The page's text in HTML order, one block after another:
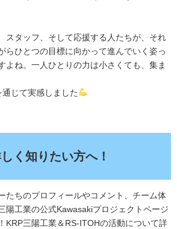
スタッフ、そして応援する人たちが、それ
らひとつの目標に向かって進んでいく姿っ
よね。一人ひとりの力は小さくても、集ま
じて実感しました
く知りたい方へ！
たちのプロフィールやコメント、チーム体
陽工業の公式Kawasakiプロジェクトページ
KRP三陽工業＆RS-ITOHの活動について詳